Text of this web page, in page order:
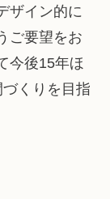
ザイン的に
ご要望をお
今後15年ほ
くりを目指